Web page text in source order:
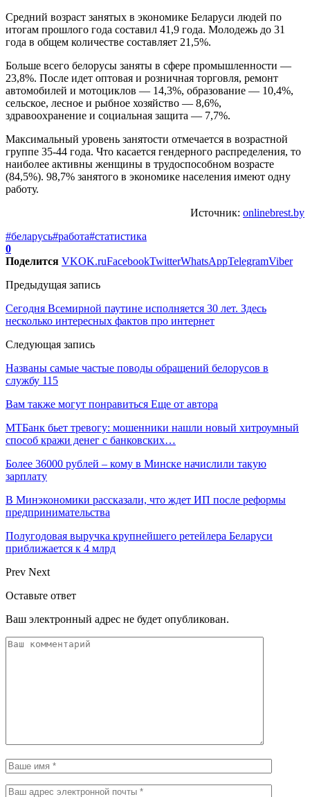
Средний возраст занятых в экономике Беларуси людей по
итогам прошлого года составил 41,9 года. Молодежь до 31
года в общем количестве составляет 21,5%.
Больше всего белорусы заняты в сфере промышленности —
23,8%. После идет оптовая и розничная торговля, ремонт
автомобилей и мотоциклов — 14,3%, образование — 10,4%,
сельское, лесное и рыбное хозяйство — 8,6%,
здравоохранение и социальная защита — 7,7%.
Максимальный уровень занятости отмечается в возрастной
группе 35-44 года. Что касается гендерного распределения, то
наиболее активны женщины в трудоспособном возрасте
(84,5%). 98,7% занятого в экономике населения имеют одну
работу.
Источник: onlinebrest.by
#беларусь#работа#статистика
0
Поделится VKOK.ruFacebookTwitterWhatsAppTelegramViber
Предыдущая запись
Сегодня Всемирной паутине исполняется 30 лет. Здесь
несколько интересных фактов про интернет
Следующая запись
Названы самые частые поводы обращений белорусов в
службу 115
Вам также могут понравиться Еще от автора
МТБанк бьет тревогу: мошенники нашли новый хитроумный
способ кражи денег с банковских…
Более 36000 рублей – кому в Минске начислили такую
зарплату
В Минэкономики рассказали, что ждет ИП после реформы
предпринимательства
Полугодовая выручка крупнейшего ретейлера Беларуси
приближается к 4 млрд
Prev Next
Оставьте ответ
Ваш электронный адрес не будет опубликован.